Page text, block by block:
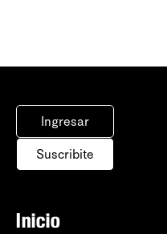
Ingresar
Suscribite
Inicio